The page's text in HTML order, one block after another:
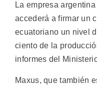
La empresa
accederá a firmar un
ecuatoriano un nivel
ciento de la
informes del
Maxus, que también